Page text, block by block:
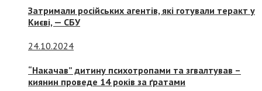
Затримали російських агентів, які готували теракт у
Києві, — СБУ
24.10.2024
“Накачав” дитину психотропами та згвалтував –
киянин проведе 14 років за ґратами